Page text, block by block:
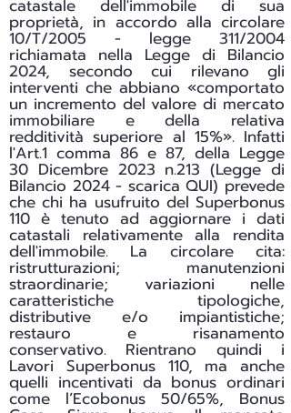
catastale dell'immobile di sua
proprietà, in accordo alla circolare
10/T/2005 - legge 311/2004
richiamata nella Legge di Bilancio
2024, secondo cui rilevano gli
interventi che abbiano «comportato
un incremento del valore di mercato
immobiliare e della relativa
redditività superiore al 15%». Infatti
l'Art.1 comma 86 e 87, della Legge
30 Dicembre 2023 n.213 (Legge di
Bilancio 2024 - scarica QUI) prevede
che chi ha usufruito del Superbonus
110 è tenuto ad aggiornare i dati
catastali relativamente alla rendita
dell'immobile. La circolare cita:
ristrutturazioni; manutenzioni
straordinarie; variazioni nelle
caratteristiche tipologiche,
distributive e/o impiantistiche;
restauro e risanamento
conservativo. Rientrano quindi i
Lavori Superbonus 110, ma anche
quelli incentivati da bonus ordinari
come l’Ecobonus 50/65%, Bonus